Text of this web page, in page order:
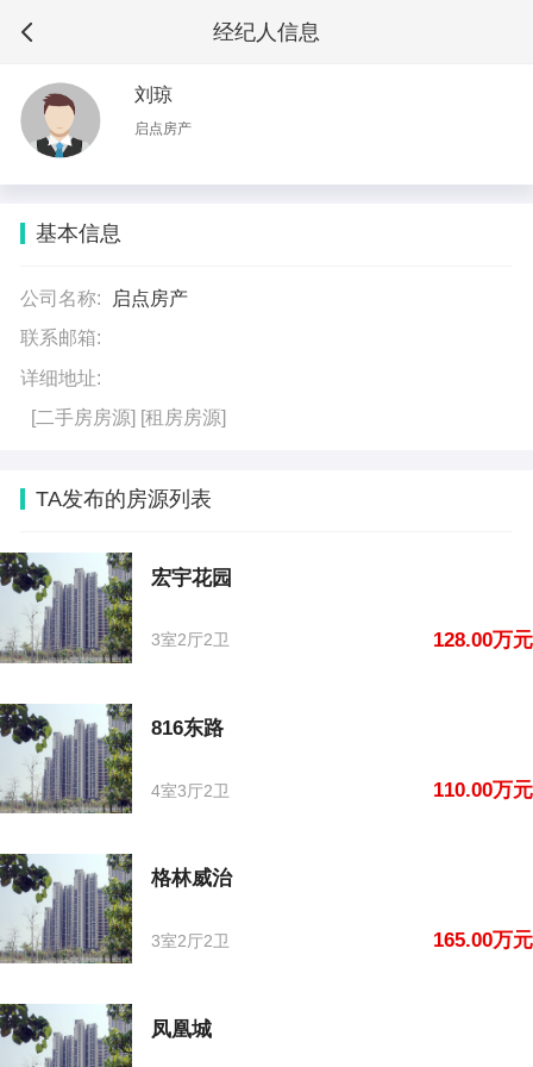
经纪人信息
刘琼
启点房产
基本信息
公司名称:
启点房产
联系邮箱:
详细地址:
[二手房房源] [租房房源]
TA发布的房源列表
宏宇花园
3室2厅2卫 128.00万元
816东路
4室3厅2卫 110.00万元
格林威治
3室2厅2卫 165.00万元
凤凰城